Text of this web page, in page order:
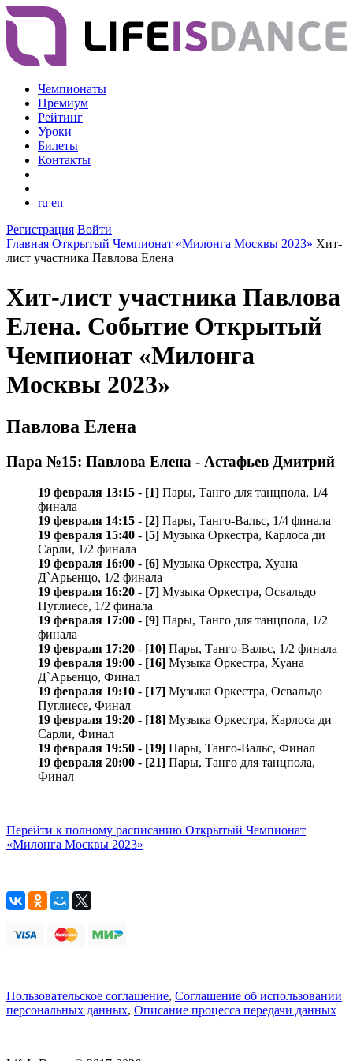
Чемпионаты
Премиум
Рейтинг
Уроки
Билеты
Контакты
ru en
Регистрация Войти
Главная Открытый Чемпионат «Милонга Москвы 2023» Хит-
лист участника Павлова Елена
Хит-лист участника Павлова
Елена. Событие Открытый
Чемпионат «Милонга
Москвы 2023»
Павлова Елена
Пара №15: Павлова Елена - Астафьев Дмитрий
19 февраля 13:15 - [1] Пары, Танго для танцпола, 1/4
финала
19 февраля 14:15 - [2] Пары, Танго-Вальс, 1/4 финала
19 февраля 15:40 - [5] Музыка Оркестра, Карлосa ди
Сарли, 1/2 финала
19 февраля 16:00 - [6] Музыка Оркестра, Хуана
Д`Арьенцо, 1/2 финала
19 февраля 16:20 - [7] Музыка Оркестра, Освальдо
Пуглиесе, 1/2 финала
19 февраля 17:00 - [9] Пары, Танго для танцпола, 1/2
финала
19 февраля 17:20 - [10] Пары, Танго-Вальс, 1/2 финала
19 февраля 19:00 - [16] Музыка Оркестра, Хуана
Д`Арьенцо, Финал
19 февраля 19:10 - [17] Музыка Оркестра, Освальдо
Пуглиесе, Финал
19 февраля 19:20 - [18] Музыка Оркестра, Карлосa ди
Сарли, Финал
19 февраля 19:50 - [19] Пары, Танго-Вальс, Финал
19 февраля 20:00 - [21] Пары, Танго для танцпола,
Финал
Перейти к полному расписанию Открытый Чемпионат
«Милонга Москвы 2023»
Пользовательское соглашение, Соглашение об использовании
персональных данных, Описание процесса передачи данных